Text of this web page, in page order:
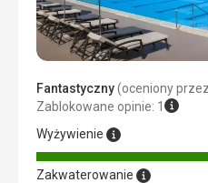
wszystko dobrze się ułożyło
wdzięczni.
Ta recenzja została
pomocą Google Translate
Fantastyczny(oceniony
Zablokowane opinie: 1
Wyżywienie
Zakwaterowanie